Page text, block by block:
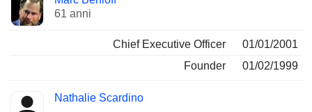
Manager
ricoperte
61 anni
Chief Executive Officer
01/01/2001
Founder
01/02/1999
Nathalie Scardino